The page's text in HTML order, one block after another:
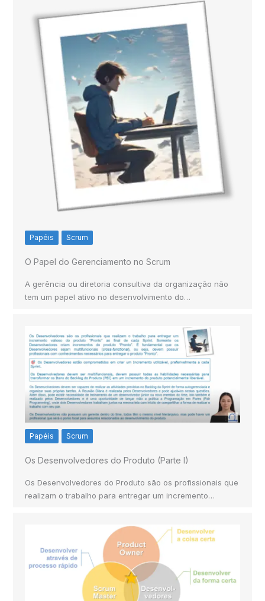
Papéis Scrum
O Papel do Gerenciamento no Scrum
A gerência ou diretoria consultiva da organização não
tem um papel ativo no desenvolvimento do…
Papéis Scrum
Os Desenvolvedores do Produto (Parte I)
Os Desenvolvedores do Produto são os profissionais que
realizam o trabalho para entregar um incremento…